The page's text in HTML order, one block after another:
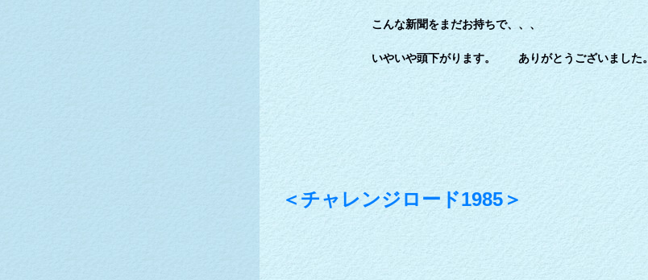
こんな新聞をまだお持ちで、、、
いやいや頭下がります。 ありがとうございました。
＜チャレンジロード1985＞